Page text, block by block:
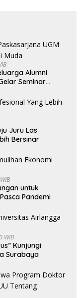
Alumni
Seminar
Juru Las
Bersinar
untuk
Pandemi
WIB
Kunjungi
Surabaya